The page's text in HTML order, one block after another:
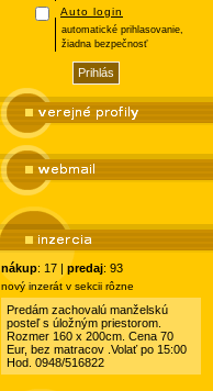
Auto login
automatické prihlasovanie,
žiadna bezpečnosť
nákup: 17 | predaj: 93
nový inzerát v sekcii rôzne
Predám zachovalú manželskú
posteľ s úložným priestorom.
Rozmer 160 x 200cm. Cena 70
Eur, bez matracov .Volať po 15:00
Hod. 0948/516822